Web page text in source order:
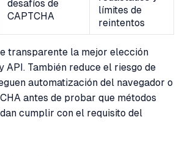
desafíos de
CAPTCHA
límites de
reintentos
transparente la mejor elección
API. También reduce el riesgo de
automatización del navegador o
antes de probar que métodos
cumplir con el requisito del